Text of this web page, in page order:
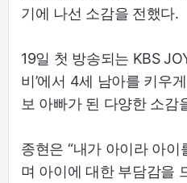
기에 나선 소감을 전했다.
19일 첫 방송되는 KBS
비’에서 4세 남아를 키우
보 아빠가 된 다양한 소감
종현은 “내가 아이라 아이
며 아이에 대한 부담감을